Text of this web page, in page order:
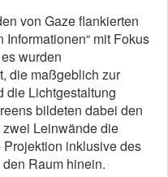
von Gaze flankierten
mit Fokus
wurden
die maßgeblich zur
die Lichtgestaltung
bildeten dabei den
Leinwände die
inklusive des
Raum hinein.